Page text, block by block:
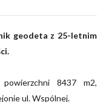
geodeta z 25-letnim
8437 m2,
ul. Wspólnej.